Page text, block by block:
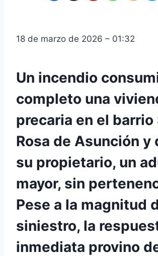
18 de marzo de 2026 – 01:32
Un incendio
completo una
precaria en el barrio
Rosa de Asunción y
su propietario, un
mayor, sin
Pese a la magnitud
siniestro, la
inmediata provino